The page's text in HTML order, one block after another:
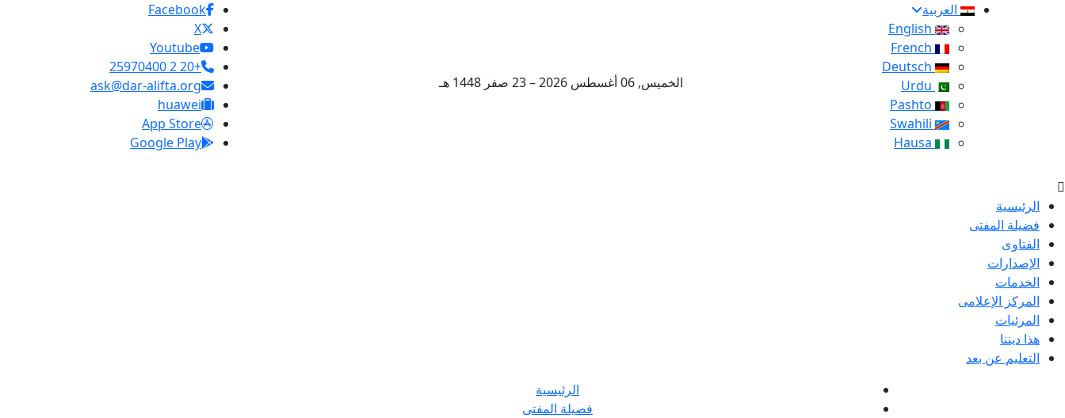
العربية
الخميس, 06 أغسطس 2026 – 23 صفر 1448 هـ
Facebook
X
Youtube
+20 2 25970400
ask@dar-alifta.org
huawei
App Store
Google Play
الرئيسية
فضيلة المفتى
الفتاوى
الإصدارات
الخدمات
المركز الإعلامى
المرئيات
هذا ديننا
التعليم عن بعد
الرئيسية
فضيلة المفتى